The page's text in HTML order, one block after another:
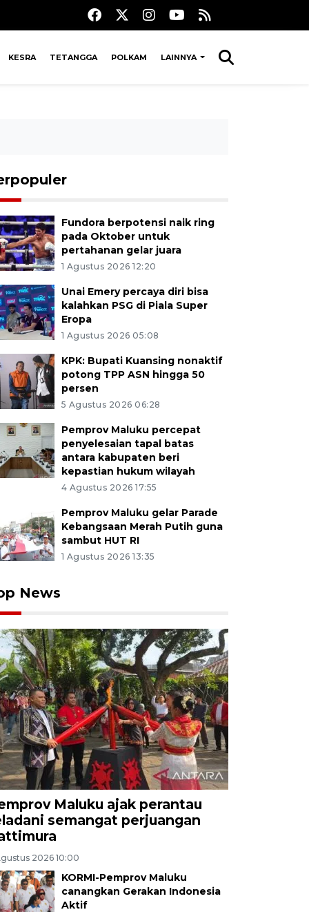
KESRA TETANGGA POLKAM LAINNYA
Fundora berpotensi naik ring
pada Oktober untuk
pertahanan gelar juara
1 Agustus 2026 12:20
Unai Emery percaya diri bisa
kalahkan PSG di Piala Super
Eropa
1 Agustus 2026 05:08
KPK: Bupati Kuansing nonaktif
potong TPP ASN hingga 50
persen
5 Agustus 2026 06:28
Pemprov Maluku percepat
penyelesaian tapal batas
antara kabupaten beri
kepastian hukum wilayah
4 Agustus 2026 17:55
Pemprov Maluku gelar Parade
Kebangsaan Merah Putih guna
sambut HUT RI
1 Agustus 2026 13:35
News
Maluku ajak perantau
semangat perjuangan
2026 10:00
KORMI-Pemprov Maluku
canangkan Gerakan Indonesia
Aktif